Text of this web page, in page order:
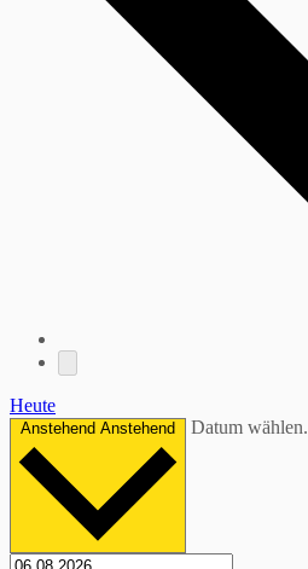
Heute
Anstehend Anstehend Datum wählen.